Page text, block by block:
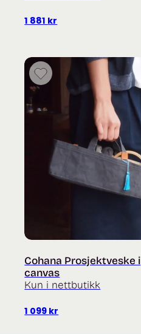
1 881 kr
Cohana Prosjektveske i
canvas
Kun i nettbutikk
1 099 kr